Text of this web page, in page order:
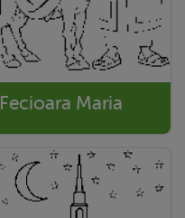
Fecioara Maria